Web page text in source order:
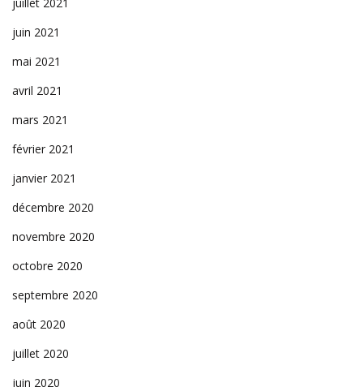
juin 2021
mai 2021
avril 2021
mars 2021
février 2021
janvier 2021
décembre 2020
novembre 2020
octobre 2020
septembre 2020
août 2020
juillet 2020
juin 2020